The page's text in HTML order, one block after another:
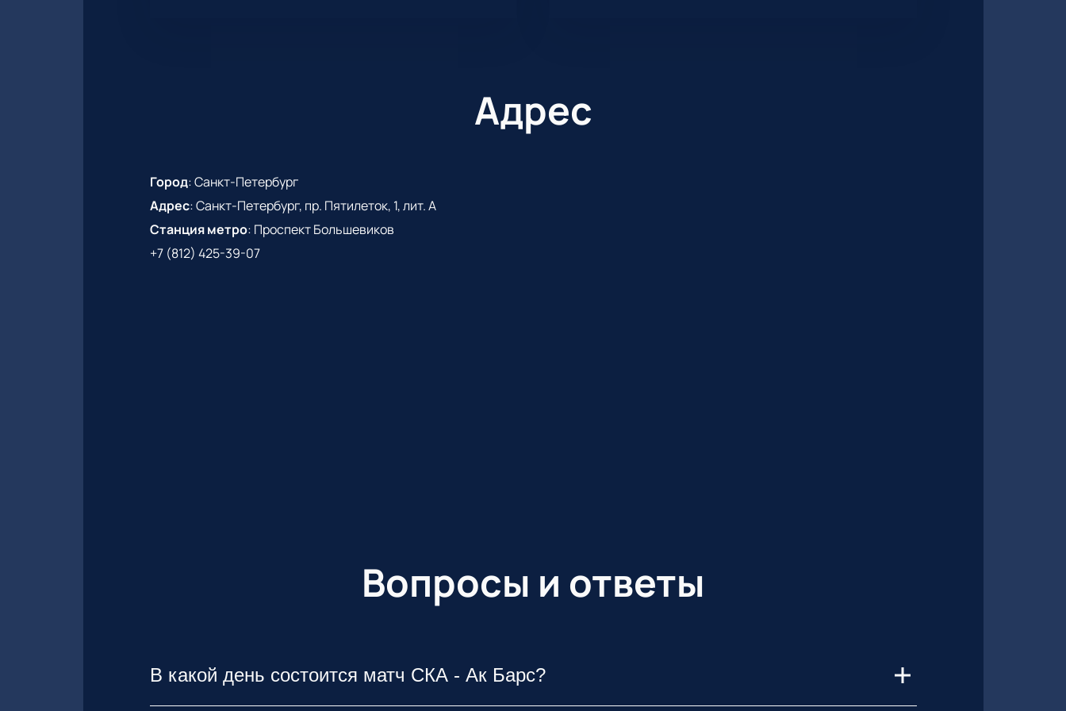
Адрес
Город:Санкт-Петербург
Адрес:Санкт-Петербург, пр. Пятилеток, 1, лит. А
Станция метро: Проспект Большевиков
+7 (812) 425-39-07
Вопросы и ответы
В какой день состоится матч СКА - Ак Барс?